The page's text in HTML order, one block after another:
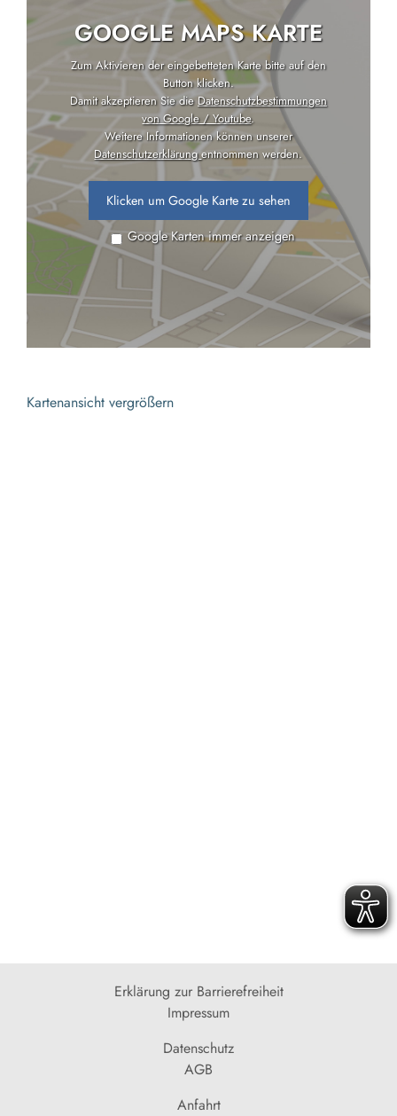
GOOGLE MAPS KARTE
Zum Aktivieren der eingebetteten Karte bitte auf den
Button klicken.
Damit akzeptieren Sie dieDatenschutzbestimmungen
von Google / Youtube.
Weitere Informationen können unserer
Datenschutzerklärungentnommen werden.
Klicken um Google Karte zu sehen
Google Karten immer anzeigen
Kartenansicht vergrößern
Erklärung zur Barrierefreiheit
Impressum
Datenschutz
AGB
Anfahrt